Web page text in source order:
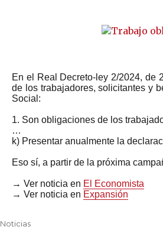
En el Real Decreto-ley 2/2024, de
de los trabajadores, solicitantes y
Social:
1. Son obligaciones de los
…
k) Presentar anualmente la
Eso sí, a partir de la próxima
→ Ver noticia en El Economista
→ Ver noticia en Expansión
Noticias